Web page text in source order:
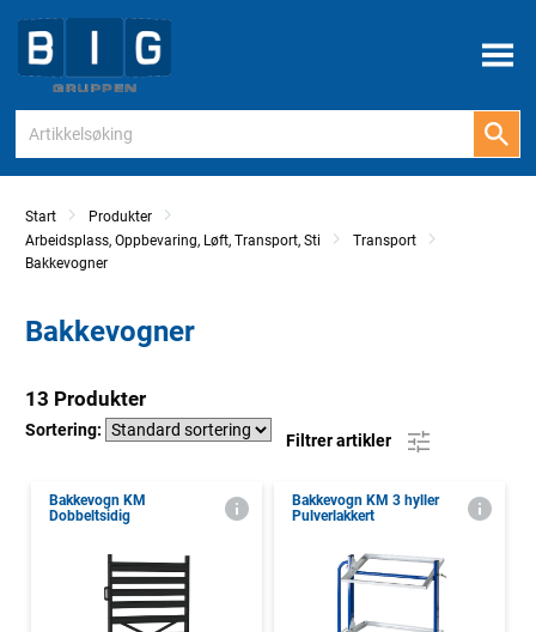
Meny
Start
Produkter
Arbeidsplass, Oppbevaring, Løft, Transport, Sti
Transport
Bakkevogner
Bakkevogner
13 Produkter
Sortering:
Filtrer artikler
Bakkevogn KM
Dobbeltsidig
Bakkevogn KM 3 hyller
Pulverlakkert